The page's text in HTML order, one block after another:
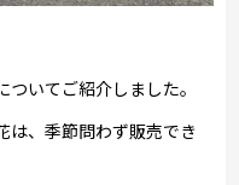
いてご紹介しました。
は、季節問わず販売でき